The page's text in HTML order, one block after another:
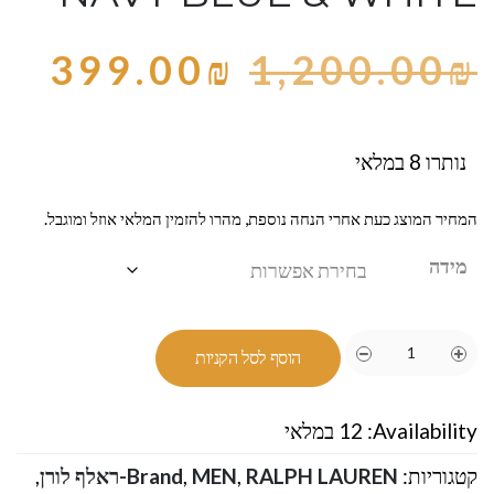
1,200.00₪
399.00₪
נותרו 8 במלאי
המחיר המוצג כעת אחרי הנחה נוספת, מהרו להזמין המלאי אוזל ומוגבל.
מידה
הוסף לסל הקניות
Availability: 12 במלאי
קטגוריות:
Brand, MEN, RALPH LAUREN-ראלף לורן
,